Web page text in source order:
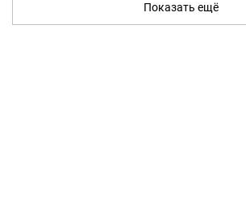
Показать ещё